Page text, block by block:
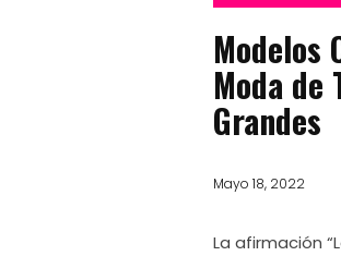
Modelos
Moda de
Grandes
Mayo 18, 2022
La afirmación